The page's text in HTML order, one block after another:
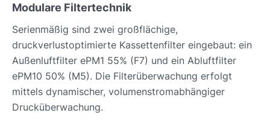
Modulare Filtertechnik
Serienmäßig sind zwei großflächige,
druckverlustoptimierte Kassettenfilter eingebaut: ein
Außenluftfilter ePM1 55% (F7) und ein Abluftfilter
ePM10 50% (M5). Die Filterüberwachung erfolgt
mittels dynamischer, volumenstromabhängiger
Drucküberwachung.